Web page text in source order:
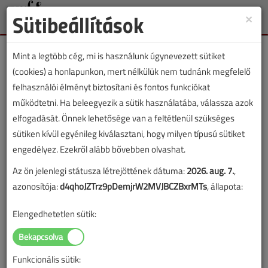
Toggle
Címke: zöld energia
„zöld energia” címkével jelölt tartalmak
Gondolkodjunk kicsit!
2026. július-augusztusi lapszám
Az új kormány egyik legfontosabb gazdaságpolitikai
feladata, hogy a lehető leggyorsabban
hozzáférhetővé váljanak az uniós források. A pénz
megszerzése azonban csak az első lépés: legalább
×
Sütibeállítások
Mint a legtöbb cég, mi is használunk úgynevezett sütiket
(cookies) a honlapunkon, mert nélkülük nem tudnánk megfelelő
felhasználói élményt biztosítani és fontos funkciókat
működtetni. Ha beleegyezik a sütik használatába, válassza azok
elfogadását. Önnek lehetősége van a feltétlenül szükséges
sütiken kívül egyénileg kiválasztani, hogy milyen típusú sütiket
engedélyez. Ezekről alább bővebben olvashat.
Az ön jelenlegi státusza létrejöttének dátuma:2026. aug. 7.,
azonosítója:d4qhoJZTrz9pDemjrW2MVJBCZBxrMTs, állapota:
Elengedhetetlen sütik:
Funkcionális sütik: